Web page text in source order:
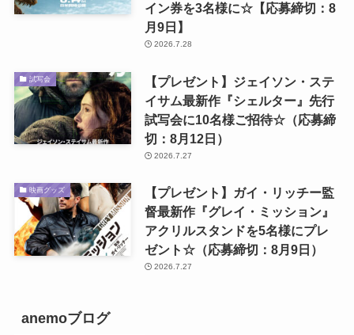
イン券を3名様に☆【応募締切：8
月9日】
2026.7.28
試写会
【プレゼント】ジェイソン・ステ
イサム最新作『シェルター』先行
試写会に10名様ご招待☆（応募締
切：8月12日）
2026.7.27
映画グッズ
【プレゼント】ガイ・リッチー監
督最新作『グレイ・ミッション』
アクリルスタンドを5名様にプレ
ゼント☆（応募締切：8月9日）
2026.7.27
anemoブログ